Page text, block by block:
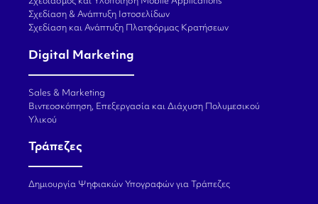
Σχεδιασμός και Υλοποίηση Mobile Applications
Σχεδίαση & Ανάπτυξη Ιστοσελίδων
Σχεδίαση και Ανάπτυξη Πλατφόρμας Κρατήσεων
Digital Marketing
Sales & Marketing
Βιντεοσκόπηση, Επεξεργασία και Διάχυση Πολυμεσικού
Υλικού
Τράπεζες
Δημιουργία Ψηφιακών Υπογραφών για Τράπεζες